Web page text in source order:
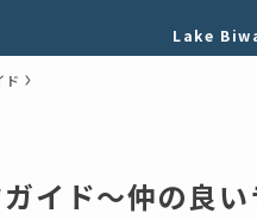
Lake
ド
イド～仲の良い